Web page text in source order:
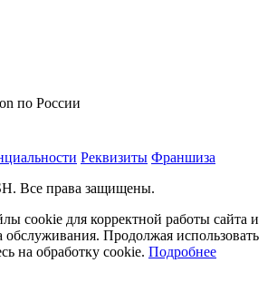
по России
Реквизиты Франшиза
Все права защищены.
cookie для корректной работы сайта и
обслуживания. Продолжая использовать
на обработку cookie. Подробнее